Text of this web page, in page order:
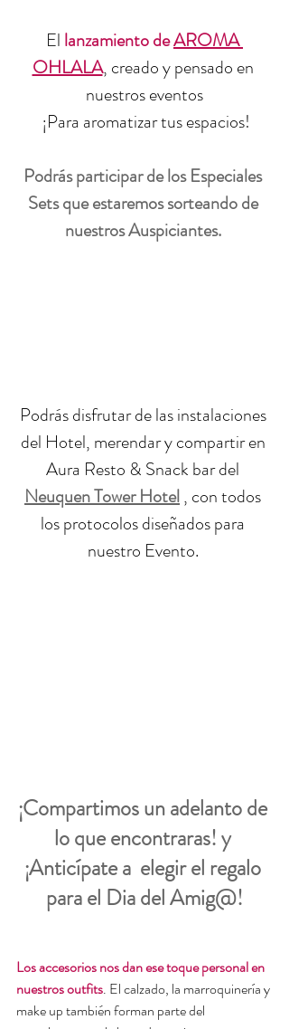
El lanzamiento de AROMA
OHLALA, creado y pensado en
nuestros eventos
¡Para aromatizar tus espacios!
Podrás participar de los Especiales
Sets que estaremos sorteando de
nuestros Auspiciantes.
Podrás disfrutar de las instalaciones
del Hotel, merendar y compartir en
Aura Resto & Snack bar del
Neuquen Tower Hotel , con todos
los protocolos diseñados para
nuestro Evento.
¡Compartimos un adelanto de
lo que encontraras! y
¡Anticípate a  elegir el regalo
para el Dia del Amig@!
Los accesorios nos dan ese toque personal en
nuestros outfits. El calzado, la marroquinería y
make up también forman parte del